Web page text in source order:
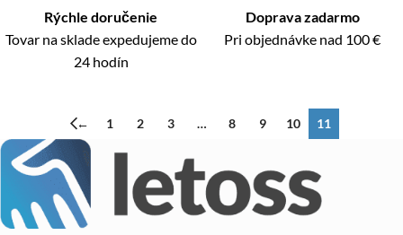
Rýchle doručenie
Tovar na sklade expedujeme do
24 hodín
Doprava zadarmo
Pri objednávke nad 100 €
← 1 2 3 … 8 9 10 11